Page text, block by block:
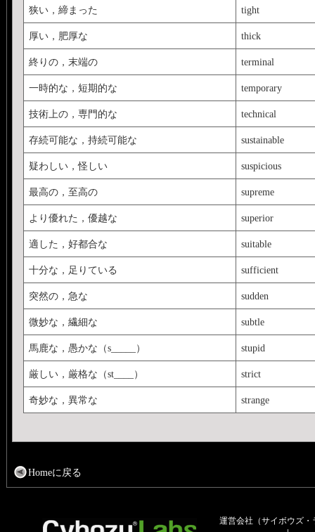
狭い，締まった tight
厚い，肥厚な thick
終りの，末端の terminal
一時的な，短期的な temporary
技術上の，専門的な technical
存続可能な，持続可能な sustainable
疑わしい，怪しい suspicious
最高の，至高の supreme
より優れた，優越な superior
適した，好都合な suitable
十分な，足りている sufficient
突然の，急な sudden
微妙な，繊細な subtle
馬鹿な，愚かな（s_____） stupid
厳しい，厳格な（st____） strict
奇妙な，異常な strange
Homeに戻る
運営会社（サイボウズ・